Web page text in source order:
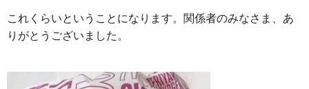
これくらいということになります。関係者のみなさま、あ
りがとうございました。